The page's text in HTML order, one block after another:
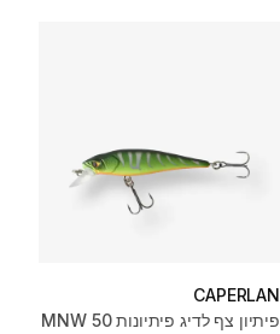
CAPERLAN
פיתיון צף לדיג פיתיונות MNW 50